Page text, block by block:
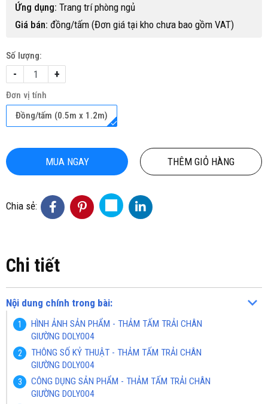
Ứng dụng: Trang trí phòng ngủ
Giá bán: đồng/tấm (Đơn giá tại kho chưa bao gồm VAT)
Số lượng:
- +
Đơn vị tính
Đồng/tấm (0.5m x 1.2m)
MUA NGAY THÊM GIỎ HÀNG
Chia sẻ:
Chi tiết
Nội dung chính trong bài:
HÌNH ẢNH SẢN PHẨM - THẢM TẤM TRẢI CHÂN
GIƯỜNG DOLY004
THÔNG SỐ KỶ THUẬT - THẢM TẤM TRẢI CHÂN
GIƯỜNG DOLY004
CÔNG DỤNG SẢN PHẨM - THẢM TẤM TRẢI CHÂN
GIƯỜNG DOLY004